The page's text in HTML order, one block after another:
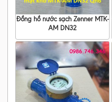
Đồng hồ nước sạch Zenner MTK-
AM DN32